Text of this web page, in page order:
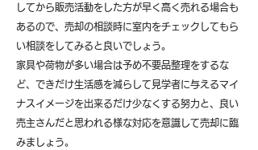
してから販売活動をした方が早く高く売れる場合も
あるので、売却の相談時に室内をチェックしてもら
い相談をしてみると良いでしょう。
​家具や荷物が多い場合は予め不要品整理をするな
ど、できだけ生活感を減らして見学者に与えるマイ
ナスイメージを出来るだけ少なくする努力と、良い
売主さんだと思われる様な対応を意識して売却に臨
みましょう。